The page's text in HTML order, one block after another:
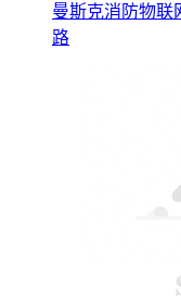
曼斯克消防物联
路